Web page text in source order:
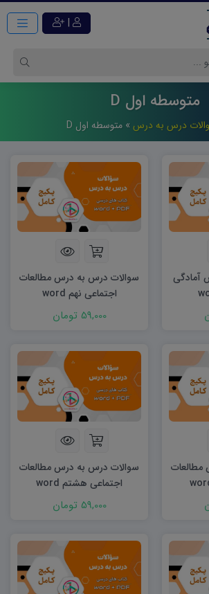
|
متوسطه اول D
درس به درس »متوسطه اول D
آمادگی
سوالات درس به درس مطالعات
اجتماعی نهم word
59,000 تومان
سوالات درس به درس مطالعات
اجتماعی هشتم word
59,000 تومان